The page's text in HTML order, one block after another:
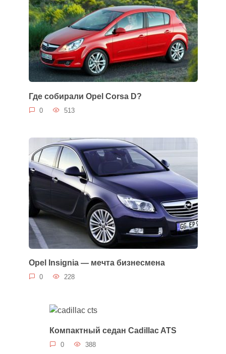
Где собирали Opel Corsa D?
0 513
Opel Insignia — мечта бизнесмена
0 228
Компактный седан Cadillac ATS
0 388